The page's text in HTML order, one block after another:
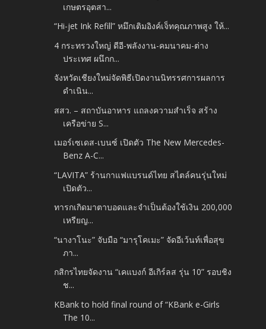
เกษตรอุตสา...
“Hi-jet Ink Refill” หมึกเติมอิงค์เจ็ทคุณภาพสูง ให้...
4 กระทรวงใหญ่ ดีอี-พลังงาน-คมนาคม-ต่าง
ประเทศ ผนึกก...
จังหวัดเชียงใหม่จัดพิธีเปิดงานนิทรรศการผลการ
ดำเนิน...
สสว. – สถาบันอาหาร แถลงความสำเร็จ สร้าง
เครือข่าย S...
เมอร์เซเดส-เบนซ์ เปิดตัว The New Mercedes-
Benz A-C...
“LAVITA” ร้านกาแฟแบรนด์ไทย สไตล์คนรุ่นใหม่
เปิดตัว...
ทารกเกิดมาตาบอดและจำเป็นต้องใช้เงิน 200,000
เหรียญ...
“นางาโนะ” จับมือ “มารุโคเมะ” จัดอีเว้นท์เพื่อสุข
ภา...
กสิกรไทยจัดงาน “เคแบงก์ อีเกิร์ลส รุ่น 10” รอบชิง
ช...
KBank to hold final round of “KBank e-Girls
The 10...